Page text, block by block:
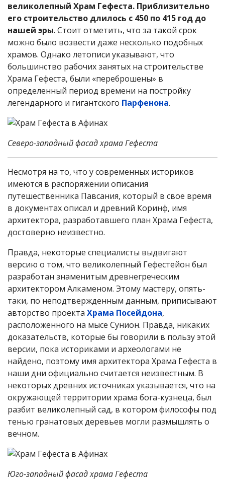
великолепный Храм Гефеста. Приблизительно
его строительство длилось с 450 по 415 год до
нашей эры. Стоит отметить, что за такой срок
можно было возвести даже несколько подобных
храмов. Однако летописи указывают, что
большинство рабочих занятых на строительстве
Храма Гефеста, были «переброшены» в
определенный период времени на постройку
легендарного и гигантского Парфенона.
Северо-западный фасад храма Гефеста
Несмотря на то, что у современных историков
имеются в распоряжении описания
путешественника Павсания, который в свое время
в документах описал и древний Коринф, имя
архитектора, разработавшего план Храма Гефеста,
достоверно неизвестно.
Правда, некоторые специалисты выдвигают
версию о том, что великолепный Гефестейон был
разработан знаменитым древнегреческим
архитектором Алкаменом. Этому мастеру, опять-
таки, по неподтвержденным данным, приписывают
авторство проекта Храма Посейдона,
расположенного на мысе Сунион. Правда, никаких
доказательств, которые бы говорили в пользу этой
версии, пока историками и археологами не
найдено, поэтому имя архитектора Храма Гефеста в
наши дни официально считается неизвестным. В
некоторых древних источниках указывается, что на
окружающей территории храма бога-кузнеца, был
разбит великолепный сад, в котором философы под
тенью гранатовых деревьев могли размышлять о
вечном.
Юго-западный фасад храма Гефеста